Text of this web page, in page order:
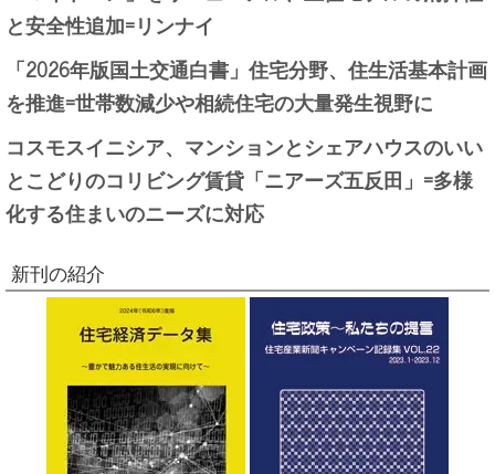
と安全性追加=リンナイ
「2026年版国土交通白書」住宅分野、住生活基本計画
を推進=世帯数減少や相続住宅の大量発生視野に
コスモスイニシア、マンションとシェアハウスのいい
とこどりのコリビング賃貸「ニアーズ五反田」=多様
化する住まいのニーズに対応
新刊の紹介